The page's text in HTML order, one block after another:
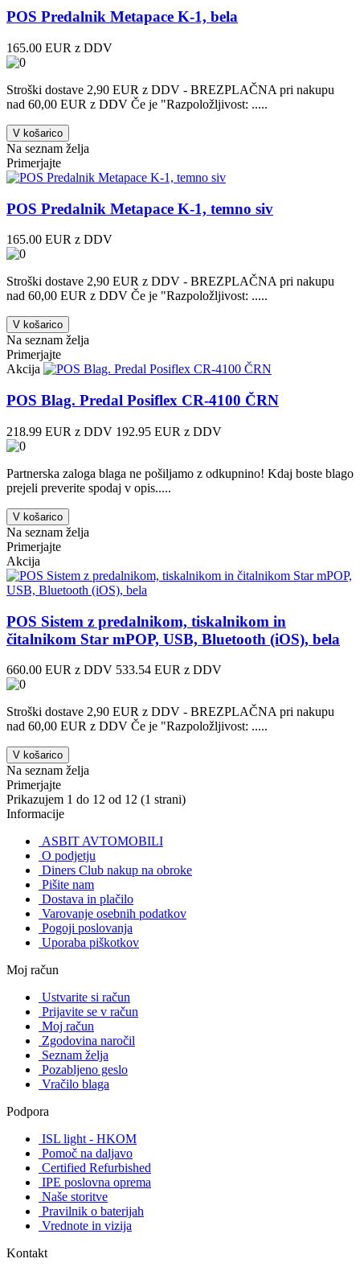
POS Predalnik Metapace K-1, bela
165.00 EUR z DDV
Stroški dostave 2,90 EUR z DDV - BREZPLAČNA pri nakupu
nad 60,00 EUR z DDV Če je "Razpoložljivost: .....
V košarico
Na seznam želja
Primerjajte
POS Predalnik Metapace K-1, temno siv
165.00 EUR z DDV
Stroški dostave 2,90 EUR z DDV - BREZPLAČNA pri nakupu
nad 60,00 EUR z DDV Če je "Razpoložljivost: .....
V košarico
Na seznam želja
Primerjajte
Akcija
POS Blag. Predal Posiflex CR-4100 ČRN
218.99 EUR z DDV 192.95 EUR z DDV
Partnerska zaloga blaga ne pošiljamo z odkupnino! ​Kdaj boste blago
prejeli preverite spodaj v opis.....
V košarico
Na seznam želja
Primerjajte
Akcija
POS Sistem z predalnikom, tiskalnikom in
čitalnikom Star mPOP, USB, Bluetooth (iOS), bela
660.00 EUR z DDV 533.54 EUR z DDV
Stroški dostave 2,90 EUR z DDV - BREZPLAČNA pri nakupu
nad 60,00 EUR z DDV Če je "Razpoložljivost: .....
V košarico
Na seznam želja
Primerjajte
Prikazujem 1 do 12 od 12 (1 strani)
Informacije
ASBIT AVTOMOBILI
O podjetju
Diners Club nakup na obroke
Pišite nam
Dostava in plačilo
Varovanje osebnih podatkov
Pogoji poslovanja
Uporaba piškotkov
Moj račun
Ustvarite si račun
Prijavite se v račun
Moj račun
Zgodovina naročil
Seznam želja
Pozabljeno geslo
Vračilo blaga
Podpora
ISL light - HKOM
Pomoč na daljavo
Certified Refurbished
IPE poslovna oprema
Naše storitve
Pravilnik o baterijah
Vrednote in vizija
Kontakt